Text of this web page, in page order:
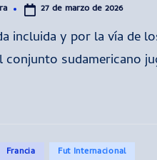
27 de marzo de 2026
incluida y por la vía de
conjunto sudamericano
Francia Fut Internacional